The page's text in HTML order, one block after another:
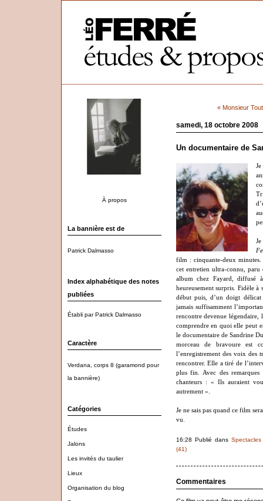
À propos
La bannière est de
Patrick Dalmasso
Index alphabétique des notes
publiées
Établi par Patrick Dalmasso
Caractère
Verdana, corps 8 (garamond pour
la bannière)
Catégories
Études
Jalons
Les invités du taulier
Lieux
Organisation du blog
« Monsieur
samedi, 18 octobre 2008
Un documentaire de
film : cinquante-deux
cet entretien ultra-connu, paru
album chez Fayard, diffusé
heureusement surpris. Fidèle à
début puis, d’un doigt
jamais suffisamment
rencontre devenue
comprendre en quoi elle peut
le documentaire de Sandrine
morceau de bravoure est
l’enregistrement des voix des
rencontrer. Elle a tiré de
plus fin. Avec des
chanteurs : « Ils auraient
autrement ».
Je ne sais pas quand ce film
vu.
16:28 Publié dans
(41)
Commentaires